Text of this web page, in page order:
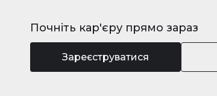
Почніть кар'єру прямо зараз
Зареєструватися